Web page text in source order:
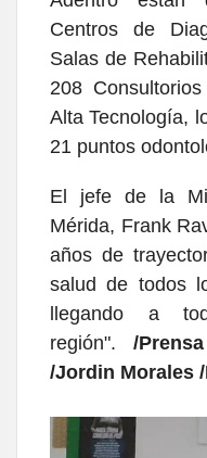
Centros de
Salas de
208
Alta Tecnología,
21 puntos
El jefe de la
Mérida, Frank
años de
salud de todos
llegando a
región".
/
/Jordin Morales